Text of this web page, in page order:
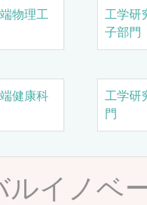
物理工
工学研
子部門
健康科
工学研
門
ルイノベ